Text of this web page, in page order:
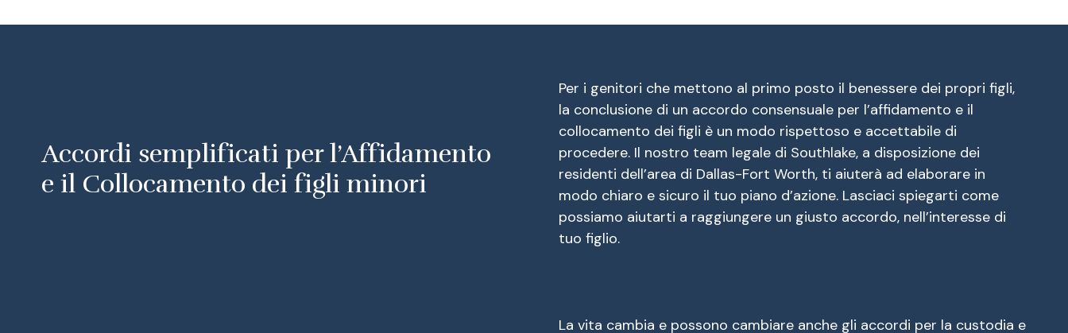
Accordi semplificati per l’Affidamento
e il Collocamento dei figli minori
Per i genitori che mettono al primo posto il benessere dei propri figli,
la conclusione di un accordo consensuale per l’affidamento e il
collocamento dei figli è un modo rispettoso e accettabile di
procedere. Il nostro team legale di Southlake, a disposizione dei
residenti dell’area di Dallas-Fort Worth, ti aiuterà ad elaborare in
modo chiaro e sicuro il tuo piano d’azione. Lasciaci spiegarti come
possiamo aiutarti a raggiungere un giusto accordo, nell’interesse di
tuo figlio.
La vita cambia e possono cambiare anche gli accordi per la custodia e